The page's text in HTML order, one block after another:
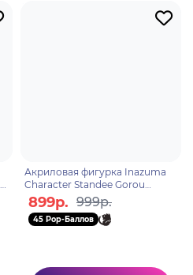
Акриловая фигурка Inazuma
Character Standee Gorou
6974696616019
899р. 999р.
45 Pop-Баллов